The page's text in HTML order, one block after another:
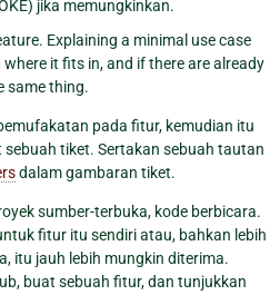
jika memungkinkan.
Explaining a minimal use case
it fits in, and if there are already
same thing.
pada fitur, kemudian itu
tiket. Sertakan sebuah tautan
dalam gambaran tiket.
sumber-terbuka, kode berbicara.
fitur itu sendiri atau, bahkan lebih
itu jauh lebih mungkin diterima.
buat sebuah fitur, dan tunjukkan